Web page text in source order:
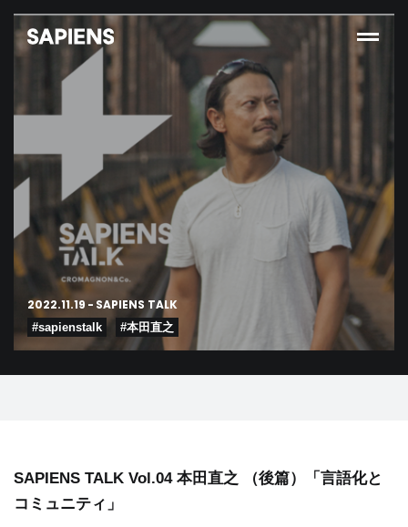
2022.11.19 - SAPIENS TALK
#sapienstalk #本田直之
SAPIENS TALK Vol.04 本田直之 （後篇）「言語化と
コミュニティ」